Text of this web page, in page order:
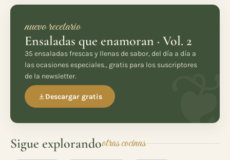
nuevo recetario
Ensaladas que enamoran · Vol. 2
35 ensaladas frescas y llenas de sabor, del día a día a
las ocasiones especiales., gratis para los suscriptores
de la newsletter.
Descargar gratis
Sigue explorandootras cocinas